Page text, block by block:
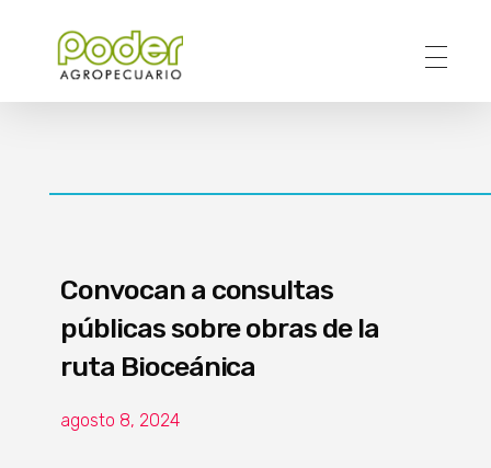
Convocan a consultas
públicas sobre obras de la
ruta Bioceánica
agosto 8, 2024